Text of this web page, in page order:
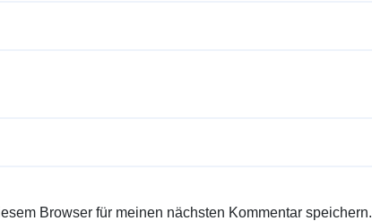
Browser für meinen nächsten Kommentar speichern.